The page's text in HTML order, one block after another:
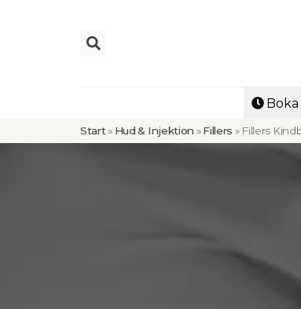
Boka
Start » Hud & Injektion »Fillers » Fillers